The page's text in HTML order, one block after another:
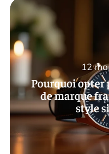
Pourquoi opter
de marque
style
12